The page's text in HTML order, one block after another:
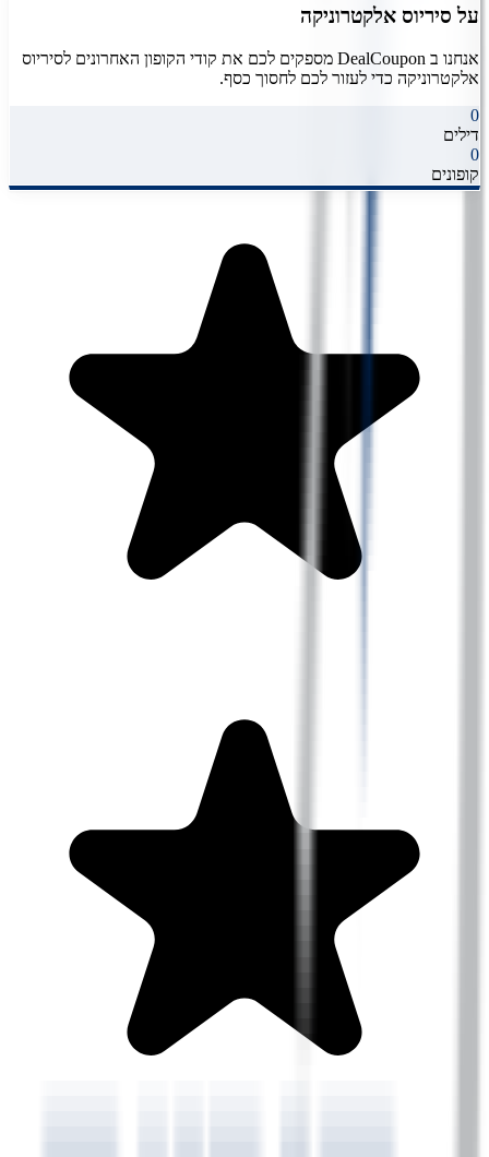
על סיריוס אלקטרוניקה
אנחנו ב DealCoupon מספקים לכם את קודי הקופון האחרונים ל
סיריוס
אלקטרוניקה כדי לעזור לכם לחסוך כסף.
0
דילים
0
קופונים